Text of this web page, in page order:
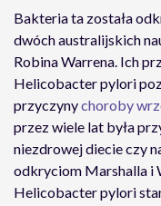
Bakteria ta została
dwóch australijskich
Robina Warrena. Ich
Helicobacter pylori
przyczynychoroby
przez wiele lat była
niezdrowej diecie czy
odkryciom Marshalla i
Helicobacter pylori